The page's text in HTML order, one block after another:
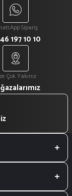
Sipariş
197 10 10
Çok Yakınız